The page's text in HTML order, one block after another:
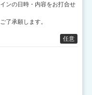
ンの日時・内容をお打合せ
了承願します。
任意